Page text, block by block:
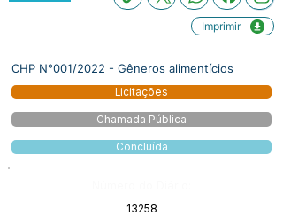
Imprimir
CHP N°001/2022 - Gêneros alimentícios
Licitações
Chamada Pública
Concluída
13258